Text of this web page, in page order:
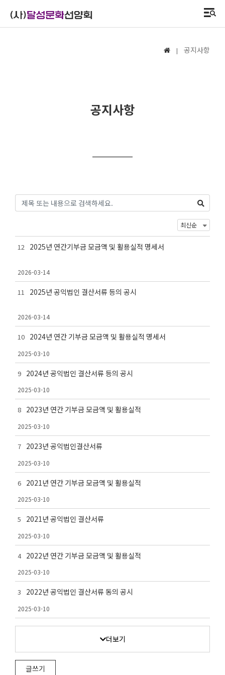
| 공지사항
공지사항
12 2025년 연간기부금 모금액 및 활용실적 명세서
2026-03-14
11 2025년 공익법인 결산서류 등의 공시
2026-03-14
10 2024년 연간 기부금 모금액 및 활용실적 명세서
2025-03-10
9 2024년 공익법인 결산서류 등의 공시
2025-03-10
8 2023년 연간 기부금 모금액 및 활용실적
2025-03-10
7 2023년 공익법인결산서류
2025-03-10
6 2021년 연간 기부금 모금액 및 활용실적
2025-03-10
5 2021년 공익법인 결산서류
2025-03-10
4 2022년 연간 기부금 모금액 및 활용실적
2025-03-10
3 2022년 공익법인 결산서류 동의 공시
2025-03-10
더보기
글쓰기